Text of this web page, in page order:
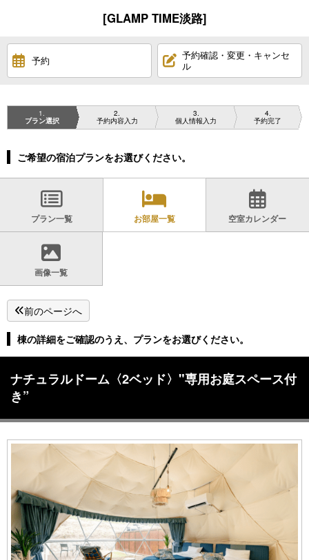
[GLAMP TIME淡路]
予約
予約確認・変更・キャンセ
ル
1
プラン選択
2
予約内容入力
3
個人情報入力
4
予約完了
ご希望の宿泊プランをお選びください。
プラン一覧 お部屋一覧 空室カレンダー
画像一覧
前のページへ
棟の詳細をご確認のうえ、プランをお選びください。
ナチュラルドーム〈2ベッド〉"専用お庭スペース付
き”